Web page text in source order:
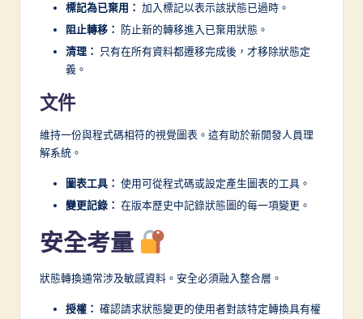
標記為已棄用： 加入標記以表示該狀態已過時。
阻止轉移：
防止新的轉移進入已棄用狀態。
清理：
只有在所有資料都遷移完成後，才移除狀態定
義。
文件
維持一份與程式碼相符的視覺圖表。這有助於新開發人員理
解系統。
圖表工具： 使用可從程式碼或設定產生圖表的工具。
變更記錄： 在版本歷史中記錄狀態圖的每一項變更。
安全考量
狀態轉換通常涉及敏感資料。安全必須融入整合層。
授權： 確認請求狀態變更的使用者對該特定轉換具有權